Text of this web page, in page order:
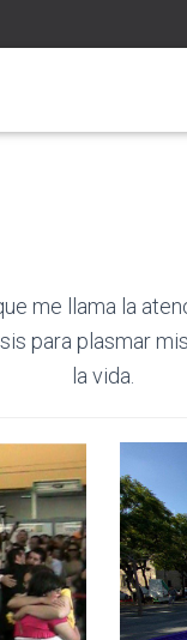
me llama la
para plasmar
la vida.